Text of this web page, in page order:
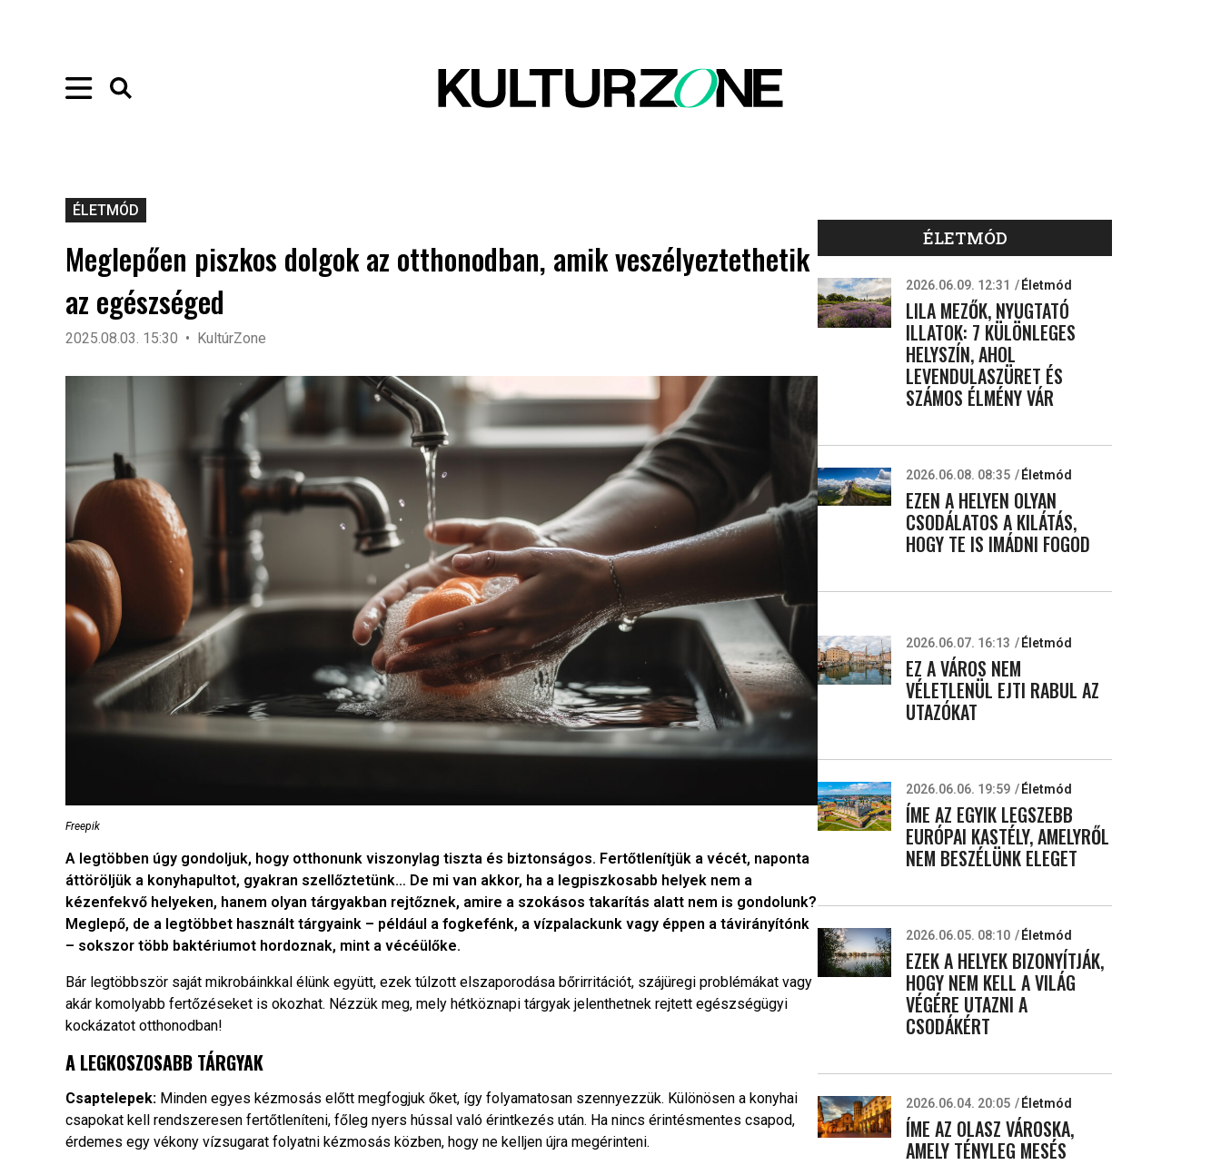
ÉLETMÓD
Meglepően piszkos dolgok az otthonodban, amik veszélyeztethetik
az egészséged
2025.08.03. 15:30 KultúrZone
Freepik
A legtöbben úgy gondoljuk, hogy otthonunk viszonylag tiszta és biztonságos. Fertőtlenítjük a vécét, naponta
áttöröljük a konyhapultot, gyakran szellőztetünk… De mi van akkor, ha a legpiszkosabb helyek nem a
kézenfekvő helyeken, hanem olyan tárgyakban rejtőznek, amire a szokásos takarítás alatt nem is gondolunk?
Meglepő, de a legtöbbet használt tárgyaink – például a fogkefénk, a vízpalackunk vagy éppen a távirányítónk
– sokszor több baktériumot hordoznak, mint a vécéülőke.
Bár legtöbbször saját mikrobáinkkal élünk együtt, ezek túlzott elszaporodása bőrirritációt, szájüregi problémákat vagy
akár komolyabb fertőzéseket is okozhat. Nézzük meg, mely hétköznapi tárgyak jelenthetnek rejtett egészségügyi
kockázatot otthonodban!
A LEGKOSZOSABB TÁRGYAK
Csaptelepek: Minden egyes kézmosás előtt megfogjuk őket, így folyamatosan szennyezzük. Különösen a konyhai
csapokat kell rendszeresen fertőtleníteni, főleg nyers hússal való érintkezés után. Ha nincs érintésmentes csapod,
érdemes egy vékony vízsugarat folyatni kézmosás közben, hogy ne kelljen újra megérinteni.
ÉLETMÓD
2026.06.09. 12:31 Életmód
LILA MEZŐK, NYUGTATÓ
ILLATOK: 7 KÜLÖNLEGES
HELYSZÍN, AHOL
LEVENDULASZÜRET ÉS
SZÁMOS ÉLMÉNY VÁR
2026.06.08. 08:35 Életmód
EZEN A HELYEN OLYAN
CSODÁLATOS A KILÁTÁS,
HOGY TE IS IMÁDNI FOGOD
2026.06.07. 16:13 Életmód
EZ A VÁROS NEM
VÉLETLENÜL EJTI RABUL AZ
UTAZÓKAT
2026.06.06. 19:59 Életmód
ÍME AZ EGYIK LEGSZEBB
EURÓPAI KASTÉLY, AMELYRŐL
NEM BESZÉLÜNK ELEGET
2026.06.05. 08:10 Életmód
EZEK A HELYEK BIZONYÍTJÁK,
HOGY NEM KELL A VILÁG
VÉGÉRE UTAZNI A
CSODÁKÉRT
2026.06.04. 20:05 Életmód
ÍME AZ OLASZ VÁROSKA,
AMELY TÉNYLEG MESÉS